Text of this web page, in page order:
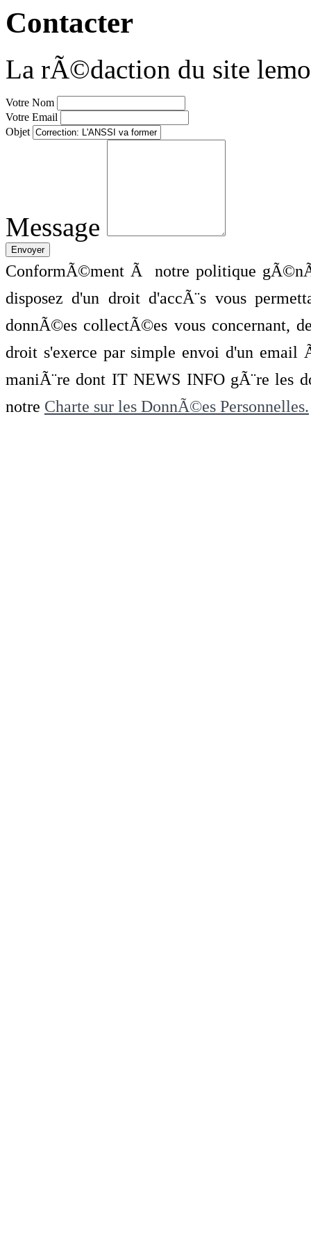
Contacter
La rÃ©daction du site
Votre Nom
Votre Email
Objet
Message
ConformÃ©ment Ã notre politique
disposez d'un droit d'accÃ¨s vous
donnÃ©es collectÃ©es vous concernant,
droit s'exerce par simple envoi d'un
maniÃ¨re dont IT NEWS INFO gÃ¨re les
notre Charte sur les DonnÃ©es Personnelles.